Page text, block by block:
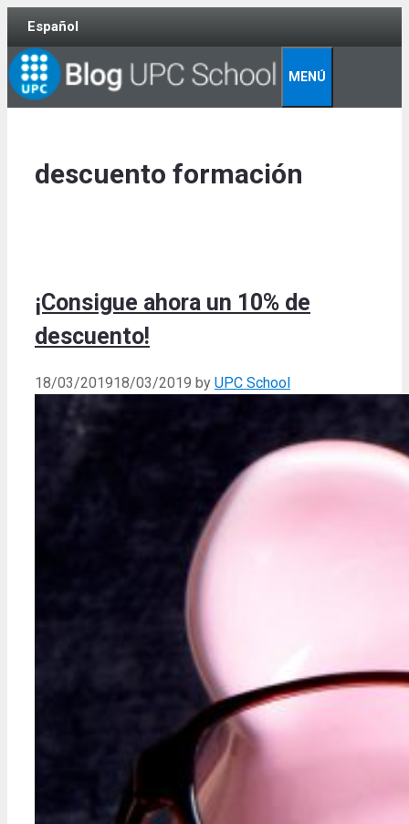
Skip
content
Español
MENÚ
descuento formación
¡Consigue ahora un 10% de
descuento!
18/03/201918/03/2019 by UPC School